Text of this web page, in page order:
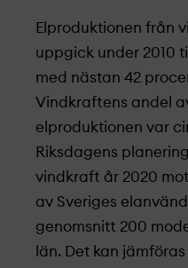
Elproduktionen från
uppgick under 2010
med nästan 42
Vindkraftens andel
elproduktionen var
Riksdagens
vindkraft år 2020
av Sveriges
genomsnitt 200
län. Det kan